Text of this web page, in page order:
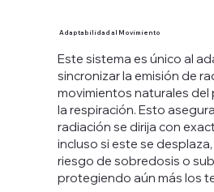
Adaptabilidad al Movimiento
Este sistema es único al
sincronizar la emisión de
movimientos naturales del
la respiración. Esto
radiación se dirija con
incluso si este se
riesgo de sobredosis o
protegiendo aún más los